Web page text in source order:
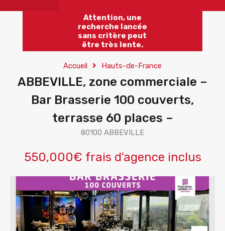
Attention, une
recherche lancée
sans critère peut
être très lente.
Accueil Hauts-de-France
ABBEVILLE, zone commerciale –
Bar Brasserie 100 couverts,
terrasse 60 places –
80100 ABBEVILLE
550,000€ frais d'agence inclus